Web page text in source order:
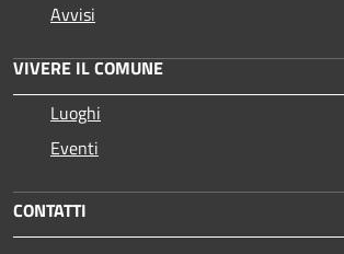
Avvisi
VIVERE IL COMUNE
Luoghi
Eventi
CONTATTI